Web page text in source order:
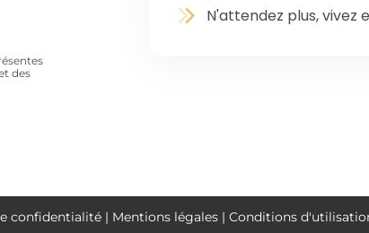
des
N'attendez plus, vivez
confidentialité | Mentions légales | Conditions